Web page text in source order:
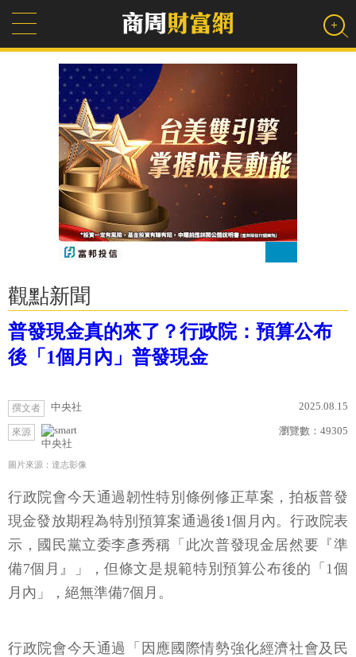
觀點新聞
普發現金真的來了？行政院：預算公布
後「1個月內」普發現金
撰文者 中央社 2025.08.15
來源
中央社
瀏覽數： 49305
圖片來源：達志影像
行政院會今天通過韌性特別條例修正草案，拍板普發
現金發放期程為特別預算案通過後1個月內。行政院表
示，國民黨立委李彥秀稱「此次普發現金居然要『準
備7個月』」，但條文是規範特別預算公布後的「1個
月內」，絕無準備7個月。
行政院會今天通過「因應國際情勢強化經濟社會及民